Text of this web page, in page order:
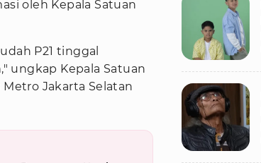
oleh Kepala Satuan
P21 tinggal
ungkap Kepala Satuan
Jakarta Selatan